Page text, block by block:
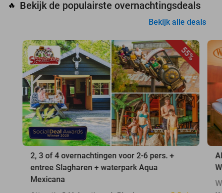
🔥 Bekijk de populairste overnachtingsdeals
Bekijk alle deals
55%
2, 3 of 4 overnachtingen voor 2-6 pers. +
entree Slagharen + waterpark Aqua
Mexicana